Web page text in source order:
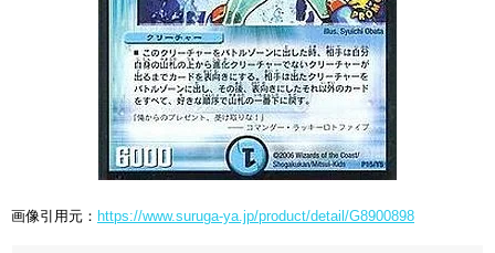
画像引用元： https://www.suruga-ya.jp/product/detail/G8900898